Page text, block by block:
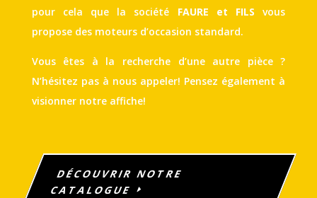
pour cela que la société FAURE et FILSvous
propose des moteurs d’occasion standard.
Vous êtes à la recherche d’une autre pièce ?
N’hésitez pas à nous appeler! Pensez également à
visionner notre affiche!
DÉCOUVRIR NOTRE
CATALOGUE